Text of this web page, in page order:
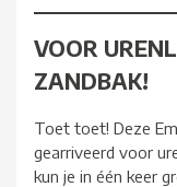
VOOR
ZANDBAK!
Toet toet! Deze
gearriveerd voor
kun je in één keer